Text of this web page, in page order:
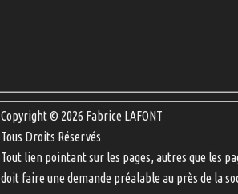
Copyright © 2026 Fabrice LAFONT
Tous Droits Réservés
Tout lien pointant sur les pages, autres que les
doit faire une demande préalable au près de la